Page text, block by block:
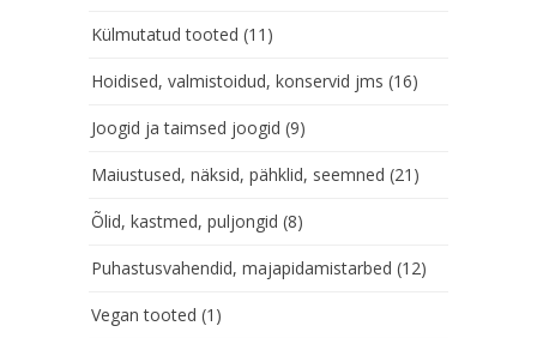
Külmutatud tooted (11)
Hoidised, valmistoidud, konservid jms (16)
Joogid ja taimsed joogid (9)
Maiustused, näksid, pähklid, seemned (21)
Õlid, kastmed, puljongid (8)
Puhastusvahendid, majapidamistarbed (12)
Vegan tooted (1)